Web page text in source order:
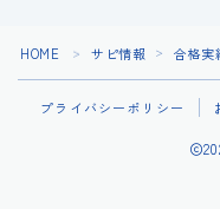
HOME ＞ サピ情報 ＞ 合格実
プライバシーポリシー